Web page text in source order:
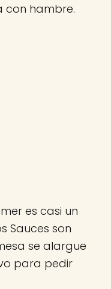
con hambre.
es casi un
Sauces son
se alargue
para pedir